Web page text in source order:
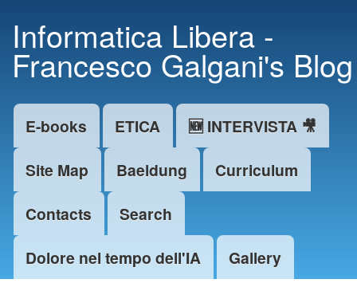
main
content
Informatica Libera -
Francesco Galgani's Blog
Main menu
E-books ETICA
🆕 INTERVISTA 🎥
Site Map
Baeldung
Curriculum
Contacts
Search
Dolore nel tempo dell'IA
Gallery